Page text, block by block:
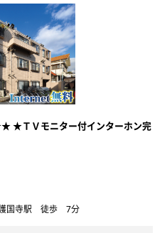
★ＴＶモニター付インターホン完
国寺駅 徒歩 7分